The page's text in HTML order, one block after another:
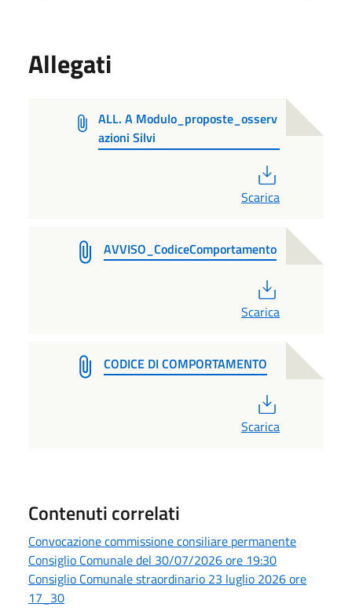
Allegati
ALL. A Modulo_proposte_osserv
azioni Silvi
Scarica
AVVISO_CodiceComportamento
Scarica
CODICE DI COMPORTAMENTO
Scarica
Contenuti correlati
Convocazione commissione consiliare permanente
Consiglio Comunale del 30/07/2026 ore 19:30
Consiglio Comunale straordinario 23 luglio 2026 ore
17_30